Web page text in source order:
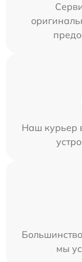
Наш курьер
мы